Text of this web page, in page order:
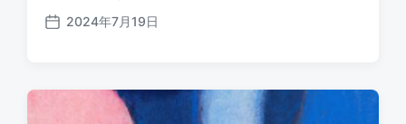
发
期
2024年7月19日